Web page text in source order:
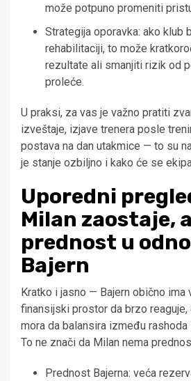
može potpuno promeniti
Strategija oporavka: ako klub
rehabilitaciji, to može
rezultate ali smanjiti rizik od
proleće.
U praksi, za vas je važno pratiti
izveštaje, izjave trenera posle
postava na dan utakmice — to su
je stanje ozbiljno i kako će se
Uporedni
Milan zaostaje,
prednost u
Bajern
Kratko i jasno — Bajern obično ima
finansijski prostor da brzo
mora da balansira između rashoda
To ne znači da Milan nema
Prednost Bajerna: veća